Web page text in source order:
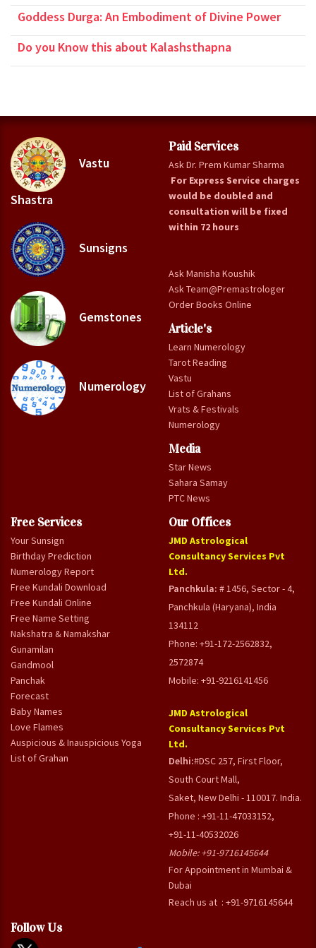
Goddess Durga: An Embodiment of Divine Power
Do you Know this about Kalashsthapna
Vastu
Shastra
Sunsigns
Gemstones
Numerology
Paid Services
Ask Dr. Prem Kumar Sharma
For Express Service charges
would be doubled and
consultation will be fixed
within 72 hours
Ask Manisha Koushik
Ask Team@Premastrologer
Order Books Online
Article's
Learn Numerology
Tarot Reading
Vastu
List of Grahans
Vrats & Festivals
Numerology
Media
Star News
Sahara Samay
PTC News
Free Services
Your Sunsign
Birthday Prediction
Numerology Report
Free Kundali Download
Free Kundali Online
Free Name Setting
Nakshatra & Namakshar
Gunamilan
Gandmool
Panchak
Forecast
Baby Names
Love Flames
Auspicious & Inauspicious Yoga
List of Grahan
Our Offices
JMD Astrological
Consultancy Services Pvt
Ltd.
Panchkula: # 1456, Sector - 4,
Panchkula (Haryana), India
134112
Phone: +91-172-2562832,
2572874
Mobile: +91-9216141456
JMD Astrological
Consultancy Services Pvt
Ltd.
Delhi:#DSC 257, First Floor,
South Court Mall,
Saket, New Delhi - 110017. India.
Phone : +91-11-47033152,
+91-11-40532026
Mobile:+91-9716145644
For Appointment in Mumbai &
Dubai
Reach us at : +91-9716145644
Follow Us